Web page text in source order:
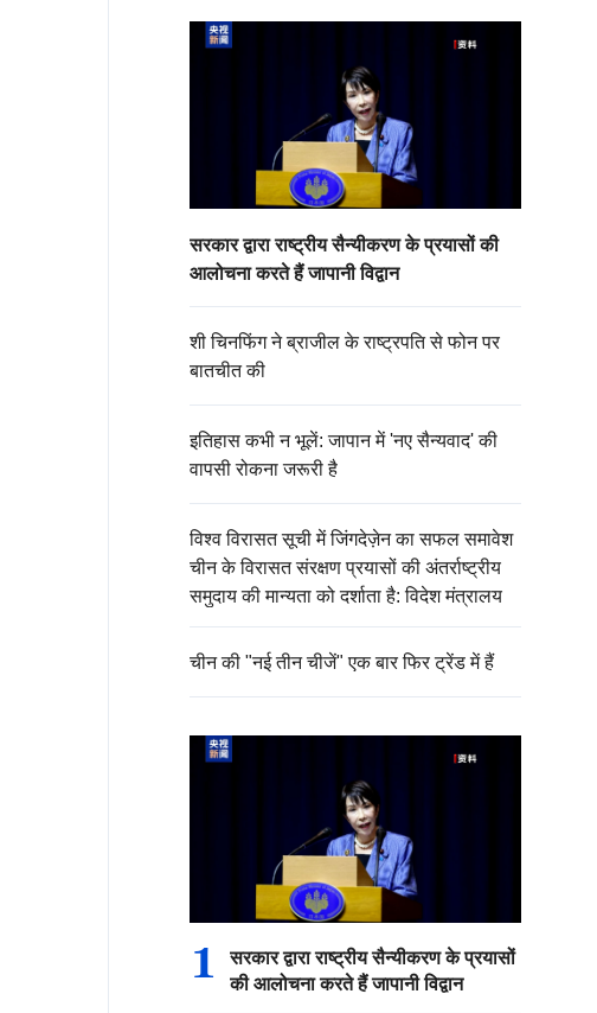
सरकार द्वारा राष्ट्रीय सैन्यीकरण के प्रयासों की
आलोचना करते हैं जापानी विद्वान
शी चिनफिंग ने ब्राजील के राष्ट्रपति से फोन पर
बातचीत की
इतिहास कभी न भूलें: जापान में 'नए सैन्यवाद' की
वापसी रोकना जरूरी है
विश्व विरासत सूची में जिंगदेज़ेन का सफल समावेश
चीन के विरासत संरक्षण प्रयासों की अंतर्राष्ट्रीय
समुदाय की मान्यता को दर्शाता है: विदेश मंत्रालय
चीन की "नई तीन चीजें" एक बार फिर ट्रेंड में हैं
1
सरकार द्वारा राष्ट्रीय सैन्यीकरण के प्रयासों
की आलोचना करते हैं जापानी विद्वान